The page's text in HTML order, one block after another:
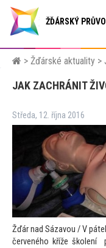
ŽĎÁRSKÝ
> Žďárské aktuality >
JAK ZACHRÁNIT
Středa, 12. října 2016
Žďár nad Sázavou / V
červeného kříže školení